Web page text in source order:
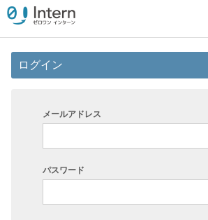
ログイン
メールアドレス
パスワード